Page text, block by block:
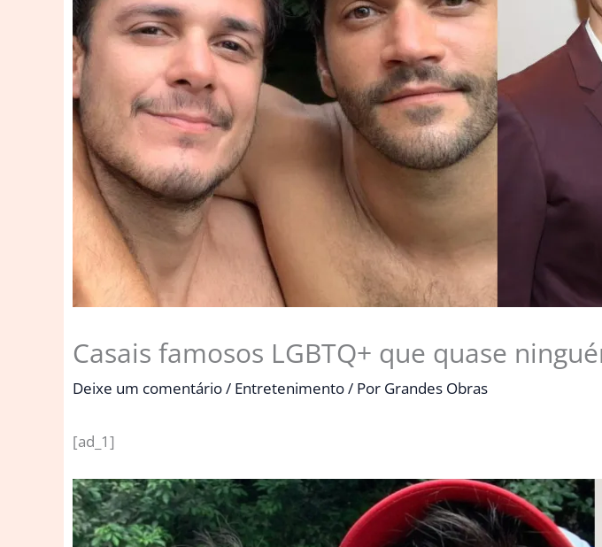
Casais famosos LGBTQ+ que quase
Deixe um comentário/ Entretenimento/ Por Grandes Obras
[ad_1]